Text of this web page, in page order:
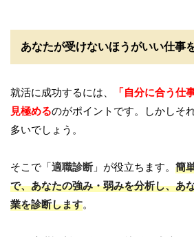
あなたが受けないほうがいい仕事
就活に成功するには、
「自分に合う仕
見極めるのがポイントです。しかしそ
多いでしょう。
そこで「適職診断」が役立ちます。 簡
で、あなたの強み・弱みを分析し、あ
業を診断します。